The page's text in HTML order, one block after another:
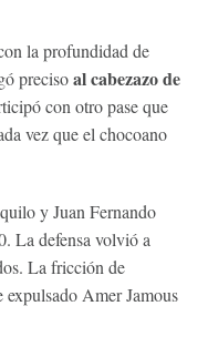
la profundidad de
precisoal cabezazo de
con otro pase que
vez que el chocoano
y Juan Fernando
La defensa volvió a
La fricción de
Amer Jamous